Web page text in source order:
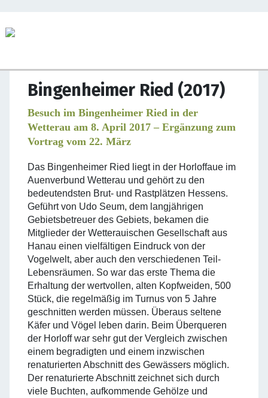
Bingenheimer Ried (2017)
Besuch im Bingenheimer Ried in der
Wetterau am 8. April 2017 – Ergänzung zum
Vortrag vom 22. März
Das Bingenheimer Ried liegt in der Horloffaue im
Auenverbund Wetterau und gehört zu den
bedeutendsten Brut- und Rastplätzen Hessens.
Geführt von Udo Seum, dem langjährigen
Gebietsbetreuer des Gebiets, bekamen die
Mitglieder der Wetterauischen Gesellschaft aus
Hanau einen vielfältigen Eindruck von der
Vogelwelt, aber auch den verschiedenen Teil-
Lebensräumen. So war das erste Thema die
Erhaltung der wertvollen, alten Kopfweiden, 500
Stück, die regelmäßig im Turnus von 5 Jahre
geschnitten werden müssen. Überaus seltene
Käfer und Vögel leben darin. Beim Überqueren
der Horloff war sehr gut der Vergleich zwischen
einem begradigten und einem inzwischen
renaturierten Abschnitt des Gewässers möglich.
Der renaturierte Abschnitt zeichnet sich durch
viele Buchten, aufkommende Gehölze und